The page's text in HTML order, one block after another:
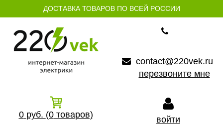
ДОСТАВКА ТОВАРОВ ПО ВСЕЙ РОССИИ
contact@220vek.ru
перезвоните мне
0 руб. (0 товаров) войти